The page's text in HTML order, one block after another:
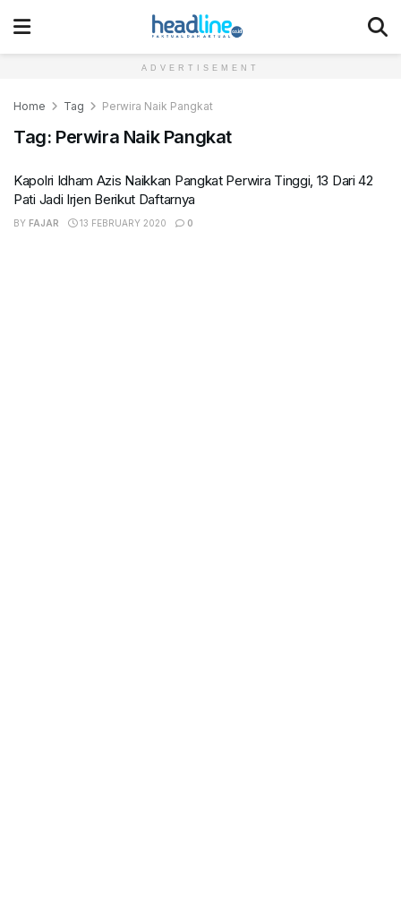
ADVERTISEMENT
Home Tag Perwira Naik Pangkat
Tag: Perwira Naik Pangkat
Kapolri Idham Azis Naikkan Pangkat Perwira Tinggi, 13 Dari 42
Pati Jadi Irjen Berikut Daftarnya
BY FAJAR 13 FEBRUARY 2020 0